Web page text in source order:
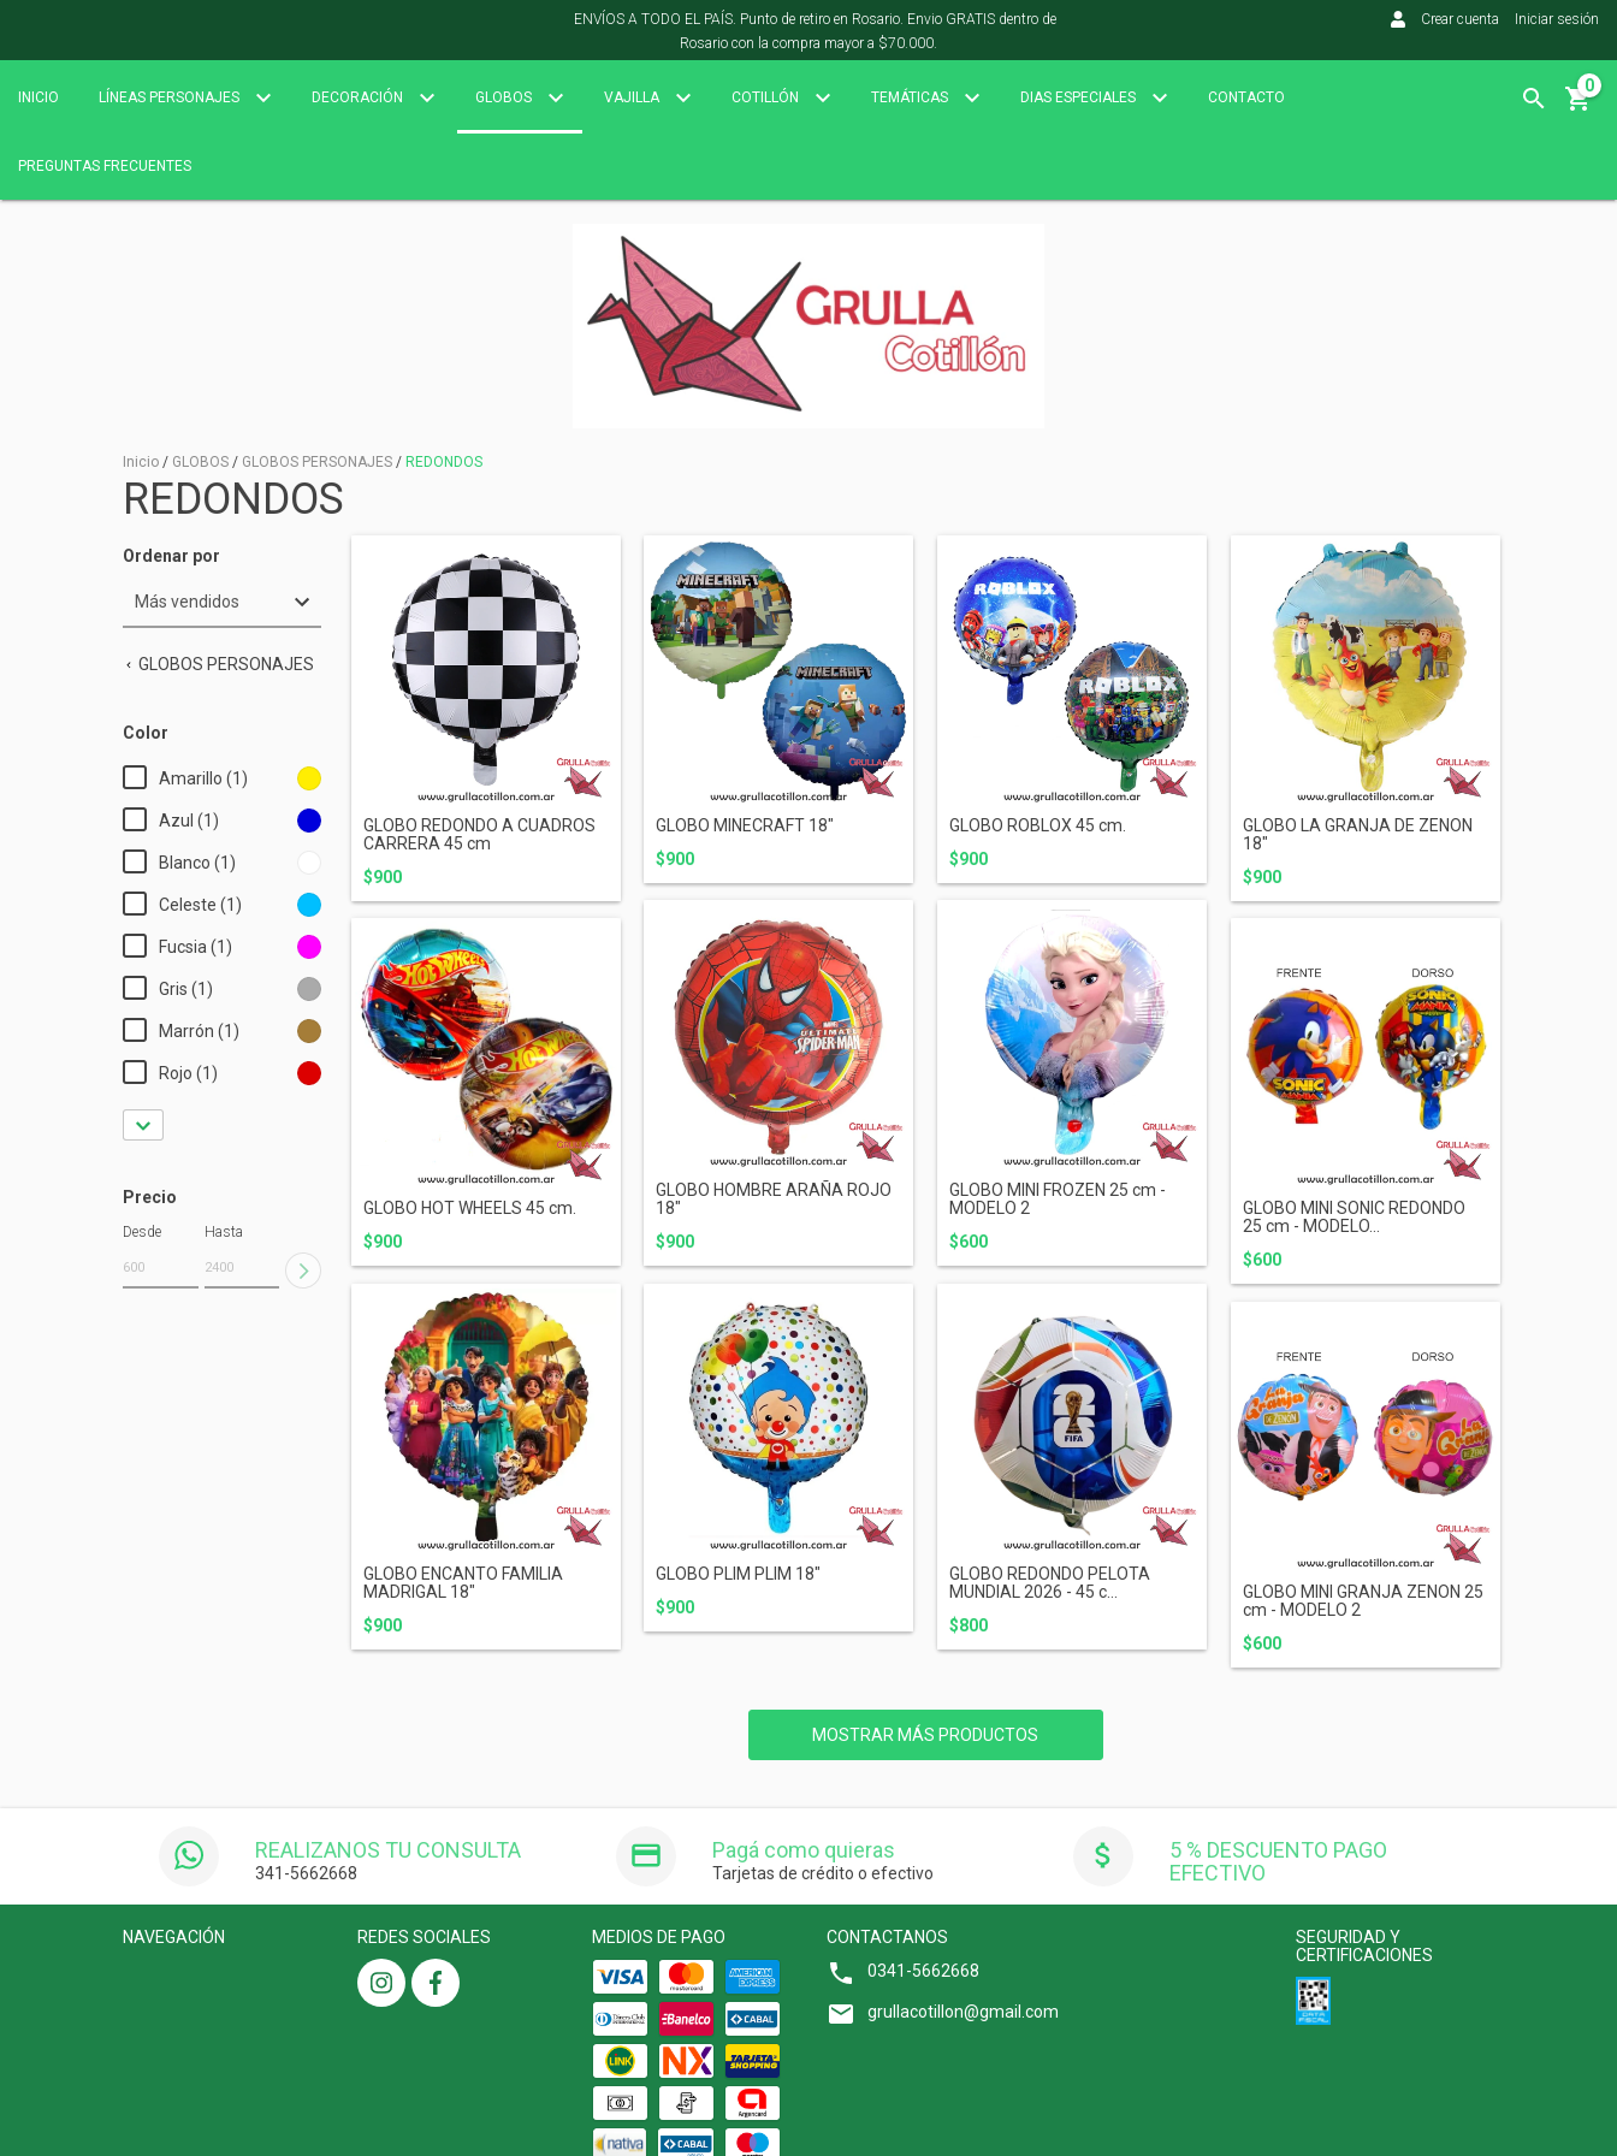
ENVÍOS A TODO EL PAÍS. Punto de retiro en Rosario. Envio GRATIS dentro de
Rosario con la compra mayor a $70.000.
Crear cuenta Iniciar sesión
INICIO LÍNEAS PERSONAJES DECORACIÓN GLOBOS VAJILLA COTILLÓN TEMÁTICAS DIAS ESPECIALES CONTACTO
PREGUNTAS FRECUENTES
0
Inicio / GLOBOS / GLOBOS PERSONAJES / REDONDOS
REDONDOS
Ordenar por
GLOBOS PERSONAJES
Color
Amarillo (1)
Azul (1)
Blanco (1)
Celeste (1)
Fucsia (1)
Gris (1)
Marrón (1)
Rojo (1)
Precio
Desde Hasta
GLOBO REDONDO A CUADROS
CARRERA 45 cm
$900
GLOBO MINECRAFT 18"
$900
GLOBO ROBLOX 45 cm.
$900
GLOBO LA GRANJA DE ZENON
18"
$900
GLOBO HOT WHEELS 45 cm.
$900
GLOBO HOMBRE ARAÑA ROJO
18"
$900
GLOBO MINI FROZEN 25 cm -
MODELO 2
$600
GLOBO MINI SONIC REDONDO
25 cm - MODELO...
$600
GLOBO ENCANTO FAMILIA
MADRIGAL 18"
$900
GLOBO PLIM PLIM 18"
$900
GLOBO REDONDO PELOTA
MUNDIAL 2026 - 45 c...
$800
GLOBO MINI GRANJA ZENON 25
cm - MODELO 2
$600
MOSTRAR MÁS PRODUCTOS
REALIZANOS TU CONSULTA
341-5662668
Pagá como quieras
Tarjetas de crédito o efectivo
5 % DESCUENTO PAGO
EFECTIVO
NAVEGACIÓN REDES SOCIALES MEDIOS DE PAGO
CONTACTANOS
0341-5662668
grullacotillon@gmail.com
SEGURIDAD Y
CERTIFICACIONES